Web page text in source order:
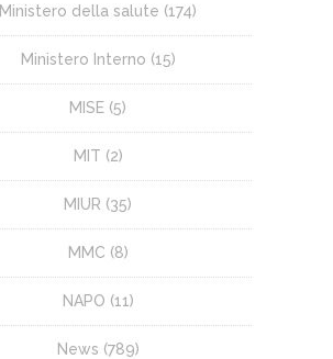
Ministero della salute (174)
Ministero Interno (15)
MISE (5)
MIT (2)
MIUR (35)
MMC (8)
NAPO (11)
News (789)